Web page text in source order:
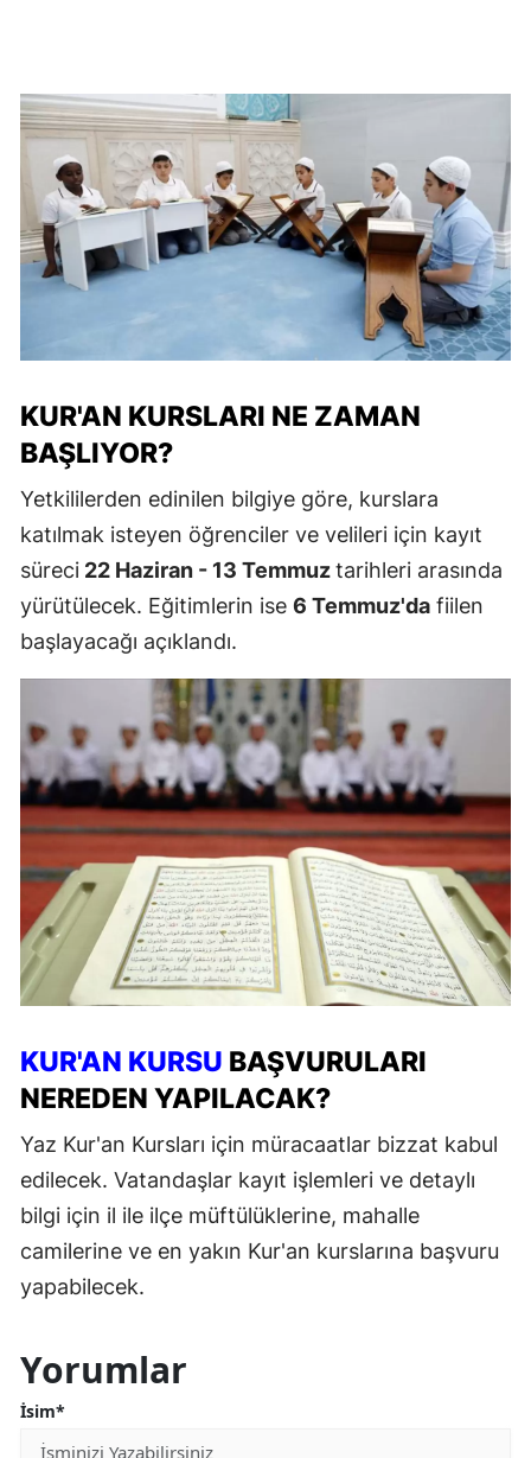
KUR'AN KURSLARI NE ZAMAN
BAŞLIYOR?
Yetkililerden edinilen bilgiye göre, kurslara
katılmak isteyen öğrenciler ve velileri için kayıt
süreci 22 Haziran - 13 Temmuztarihleri arasında
yürütülecek. Eğitimlerin ise 6 Temmuz'da fiilen
başlayacağı açıklandı.
KUR'AN KURSU BAŞVURULARI
NEREDEN YAPILACAK?
Yaz Kur'an Kursları için müracaatlar bizzat kabul
edilecek. Vatandaşlar kayıt işlemleri ve detaylı
bilgi için il ile ilçe müftülüklerine, mahalle
camilerine ve en yakın Kur'an kurslarına başvuru
yapabilecek.
Yorumlar
İsim*